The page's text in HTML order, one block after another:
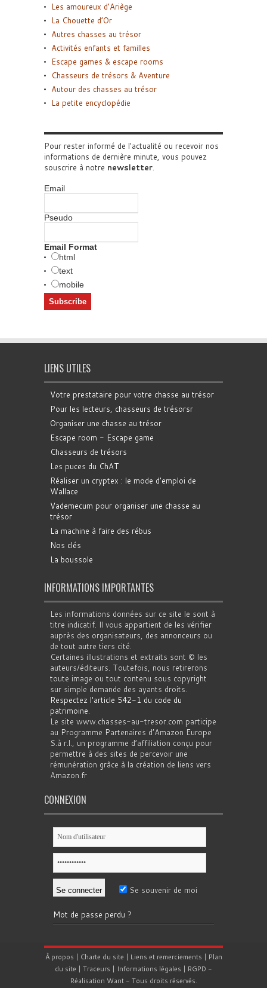
Les amoureux d’Ariège
La Chouette d’Or
Autres chasses au trésor
Activités enfants et familles
Escape games & escape rooms
Chasseurs de trésors & Aventure
Autour des chasses au trésor
La petite encyclopédie
Pour rester informé de l'actualité ou recevoir nos
informations de dernière minute, vous pouvez
souscrire à notre newsletter
Email
Pseudo
Email Format
html
text
mobile
LIENS UTILES
Votre prestataire pour votre chasse au trésor
Pour les lecteurs, chasseurs de trésorsr
Organiser une chasse au trésor
Escape room - Escape game
Chasseurs de trésors
Les puces du ChAT
Réaliser un cryptex : le mode d'emploi de
Wallace
Vademecum pour organiser une chasse au
trésor
La machine à faire des rébus
Nos clés
La boussole
INFORMATIONS IMPORTANTES
Les informations données sur ce site le sont à
titre indicatif. Il vous appartient de les vérifier
auprès des organisateurs, des annonceurs ou
de tout autre tiers cité.
Certaines illustrations et extraits sont © les
auteurs/éditeurs. Toutefois, nous retirerons
toute image ou tout contenu sous copyright
sur simple demande des ayants droits.
Respectez l'article 542-1 du code du
patrimoine
Le site www.chasses-au-tresor.com participe
au Programme Partenaires d’Amazon Europe
S.à r.l., un programme d’affiliation conçu pour
permettre à des sites de percevoir une
rémunération grâce à la création de liens vers
Amazon.fr
CONNEXION
Se souvenir de moi
Mot de passe perdu ?
À propos | Charte du site | Liens et remerciements | Plan
du site | Traceurs | Informations légales | RGPD -
Réalisation Want- Tous droits réservés.